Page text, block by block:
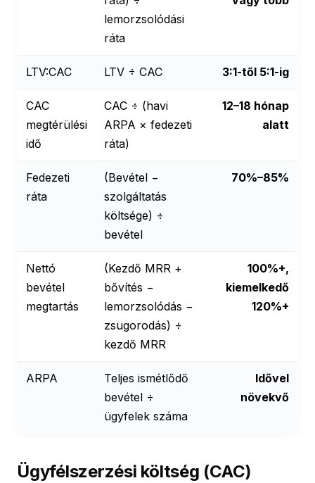
lemorzsolódási
ráta
LTV:CAC LTV ÷ CAC 3:1-től 5:1-ig
CAC
megtérülési
idő
CAC ÷ (havi
ARPA × fedezeti
ráta)
12–18 hónap
alatt
Fedezeti
ráta
(Bevétel −
szolgáltatás
költsége) ÷
bevétel
70%–85%
Nettó
bevétel
megtartás
(Kezdő MRR +
bővítés −
lemorzsolódás −
zsugorodás) ÷
kezdő MRR
100%+,
kiemelkedő
120%+
ARPA
Teljes ismétlődő
bevétel ÷
ügyfelek száma
Idővel
növekvő
Ügyfélszerzési költség (CAC)